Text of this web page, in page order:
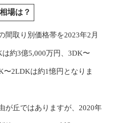
場は？
間取り別価格帯を2023年2月
約3億5,000万円、3DK〜
〜2LDKは約1憶円となりま
が丘ではありますが、2020年